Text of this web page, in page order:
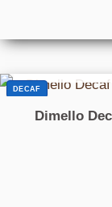
DECAF
Dimello